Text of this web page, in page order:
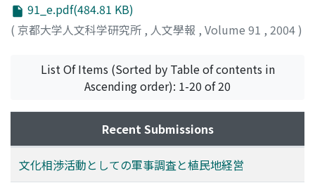
91_e.pdf(484.81 KB)
( 京都大学人文科学研究所 , 人文學報 , Volume 91 , 2004)
List Of Items (Sorted by Table of contents in
Ascending order): 1-20 of 20
Recent Submissions
文化相渉活動としての軍事調査と植民地経営